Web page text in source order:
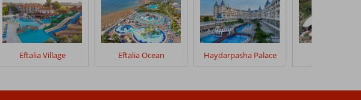
Eftalia Village Eftalia Ocean Haydarpasha Palace